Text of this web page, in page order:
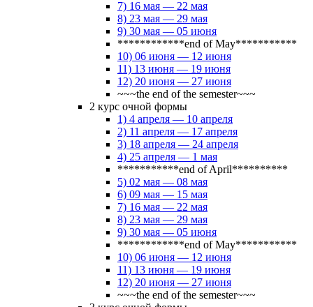
7) 16 мая — 22 мая
8) 23 мая — 29 мая
9) 30 мая — 05 июня
************end of May***********
10) 06 июня — 12 июня
11) 13 июня — 19 июня
12) 20 июня — 27 июня
~~~the end of the semester~~~
2 курс очной формы
1) 4 апреля — 10 апреля
2) 11 апреля — 17 апреля
3) 18 апреля — 24 апреля
4) 25 апреля — 1 мая
***********end of April**********
5) 02 мая — 08 мая
6) 09 мая — 15 мая
7) 16 мая — 22 мая
8) 23 мая — 29 мая
9) 30 мая — 05 июня
************end of May***********
10) 06 июня — 12 июня
11) 13 июня — 19 июня
12) 20 июня — 27 июня
~~~the end of the semester~~~